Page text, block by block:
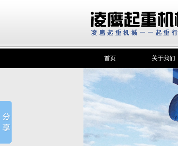
首页 关于我们